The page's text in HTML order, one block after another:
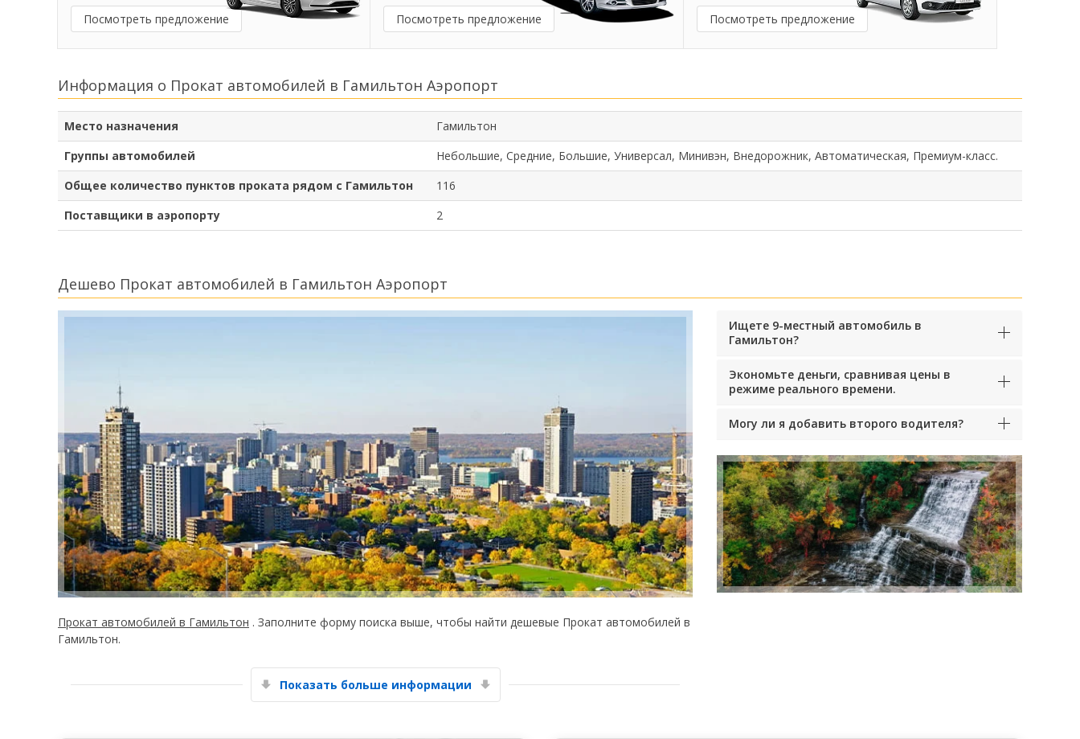
Посмотреть предложение Посмотреть предложение Посмотреть предложение
Информация о Прокат автомобилей в Гамильтон Аэропорт
Место назначения
Гамильтон
Группы автомобилей
Небольшие, Средние, Большие, Универсал, Минивэн, Внедорожник, Автоматическая, Премиум-класс.
Общее количество пунктов проката рядом с Гамильтон
116
Поставщики в аэропорту
2
Дешево Прокат автомобилей в Гамильтон Аэропорт
Прокат автомобилей в Гамильтон . Заполните форму поиска выше, чтобы найти дешевые Прокат автомобилей в
Гамильтон.
Показать больше информации
Ищете 9-местный автомобиль в
Гамильтон?
Экономьте деньги, сравнивая цены в
режиме реального времени.
Могу ли я добавить второго водителя?
Лучшие сбережения
Получите доступ к эксклюзивным